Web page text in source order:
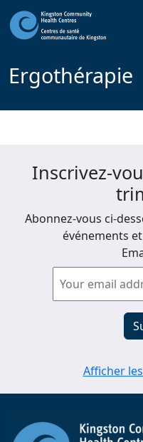
Ergothérapie
Inscrivez-
Abonnez-vous ci-
événements
Afficher